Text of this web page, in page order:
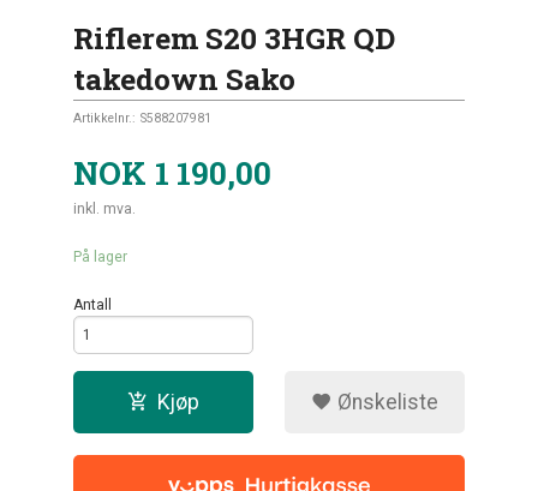
Riflerem S20 3HGR QD
takedown Sako
Artikkelnr.: S588207981
NOK 1 190,00
inkl. mva.
På lager
Antall
Kjøp Ønskeliste